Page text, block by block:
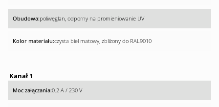
poliwęglan, odporny na promieniowanie UV
czysta biel matowy, zbliżony do RAL9010
Kanał 1
0.2 A / 230 V